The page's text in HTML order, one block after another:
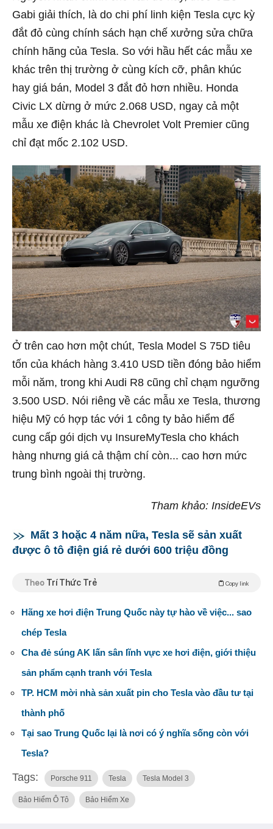
Gabi giải thích, là do chi phí linh kiện Tesla cực kỳ
đắt đỏ cùng chính sách hạn chế xưởng sửa chữa
chính hãng của Tesla. So với hầu hết các mẫu xe
khác trên thị trường ở cùng kích cỡ, phân khúc
hay giá bán, Model 3 đắt đỏ hơn nhiều. Honda
Civic LX dừng ở mức 2.068 USD, ngay cả một
mẫu xe điện khác là Chevrolet Volt Premier cũng
chỉ đạt mốc 2.102 USD.
Ở trên cao hơn một chút, Tesla Model S 75D tiêu
tốn của khách hàng 3.410 USD tiền đóng bảo hiểm
mỗi năm, trong khi Audi R8 cũng chỉ chạm ngưỡng
3.500 USD. Nói riêng về các mẫu xe Tesla, thương
hiệu Mỹ có hợp tác với 1 công ty bảo hiểm để
cung cấp gói dịch vụ InsureMyTesla cho khách
hàng nhưng giá cả thậm chí còn... cao hơn mức
trung bình ngoài thị trường.
Tham khảo: InsideEVs
Mất 3 hoặc 4 năm nữa, Tesla sẽ sản xuất
được ô tô điện giá rẻ dưới 600 triệu đồng
Theo Trí Thức Trẻ Copy link
Hãng xe hơi điện Trung Quốc này tự hào về việc... sao
chép Tesla
Cha đẻ súng AK lấn sân lĩnh vực xe hơi điện, giới thiệu
sản phẩm cạnh tranh với Tesla
TP. HCM mời nhà sản xuất pin cho Tesla vào đầu tư tại
thành phố
Tại sao Trung Quốc lại là nơi có ý nghĩa sống còn với
Tesla?
Tags: Porsche 911 Tesla Tesla Model 3
Bảo Hiểm Ô Tô Bảo Hiểm Xe